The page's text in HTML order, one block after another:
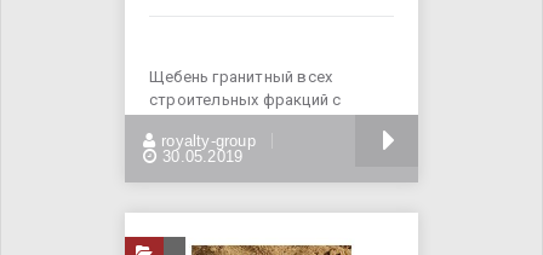
Щебень гранитный всех
строительных фракций с
Свой
royalty-group
30.05.2019